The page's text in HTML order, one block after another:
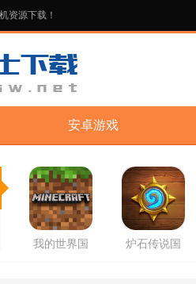
资源下载！
安卓游戏
我的世界国
炉石传说国